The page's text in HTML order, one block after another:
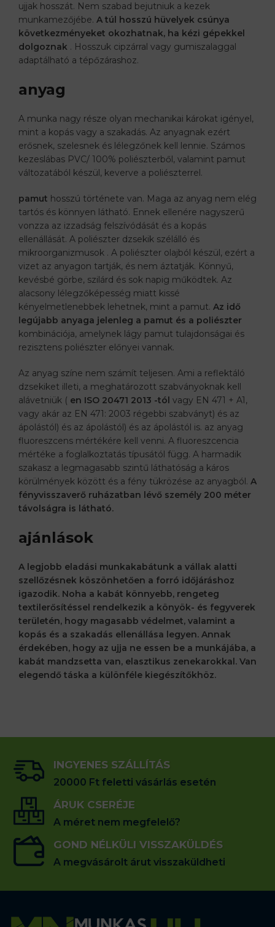
ujjak hosszát. Nem szabad bejutniuk a kezek
munkamezőjébe. A túl hosszú hüvelyek csúnya
következményeket okozhatnak, ha kézi gépekkel
dolgoznak . Hosszuk cipzárral vagy gumiszalaggal
adaptálható a tépőzárashoz.
anyag
A munka nagy része olyan mechanikai károkat igényel,
mint a kopás vagy a szakadás. Az anyagnak ezért
erősnek, szelesnek és lélegzőnek kell lennie. Számos
kezeslábas PVC/ 100% poliészterből, valamint pamut
változatából készül, keverve a poliészterrel.
pamut hosszú története van. Maga az anyag nem elég
tartós és könnyen látható. Ennek ellenére nagyszerű
vonzza az izzadság felszívódását és a kopás
ellenállását. A poliészter dzsekik szélálló és
mikroorganizmusok . A poliészter olajból készül, ezért a
vizet az anyagon tartják, és nem áztatják. Könnyű,
kevésbé görbe, szilárd és sok napig működtek. Az
alacsony lélegzőképesség miatt kissé
kényelmetlenebbek lehetnek, mint a pamut. Az idő
legújabb anyaga jelenleg a pamut és a poliészter
kombinációja, amelynek lágy pamut tulajdonságai és
rezisztens poliészter előnyei vannak.
Az anyag színe nem számít teljesen. Ami a reflektáló
dzsekiket illeti, a meghatározott szabványoknak kell
alávetniük ( en ISO 20471 2013 -tól vagy EN 471 + A1,
vagy akár az EN 471: 2003 régebbi szabványt) és az
ápolástól) és az ápolástól) és az ápolástól is. az anyag
fluoreszcens mértékére kell venni. A fluoreszcencia
mértéke a foglalkoztatás típusától függ. A harmadik
szakasz a legmagasabb szintű láthatóság a káros
körülmények között és a fény tükrözése az anyagból. A
fényvisszaverő ruházatban lévő személy 200 méter
távolságra is látható.
ajánlások
A legjobb eladási munkakabátunk a vállak alatti
szellőzésnek köszönhetően a forró időjáráshoz
igazodik. Noha a kabát könnyebb, rengeteg
textilerősítéssel rendelkezik a könyök- és fegyverek
területén, hogy magasabb védelmet, valamint a
kopás és a szakadás ellenállása legyen. Annak
érdekében, hogy az ujja ne essen be a munkájába, a
kabát mandzsetta van, elasztikus zenekarokkal. Van
elegendő táska a különféle kiegészítőkhöz.
INGYENES SZÁLLÍTÁS
20000 Ft feletti vásárlás esetén
ÁRUK CSERÉJE
A méret nem megfelelő?
GOND NÉLKÜLI VISSZAKÜLDÉS
A megvásárolt árut visszaküldheti